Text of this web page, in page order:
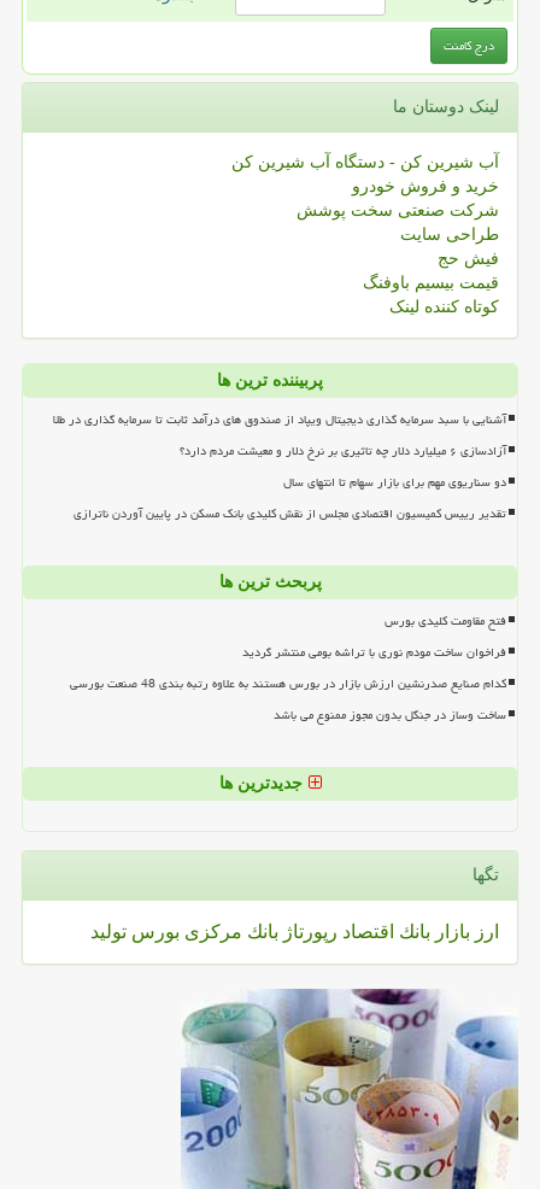
لینک دوستان ما
آب شیرین کن - دستگاه آب شیرین کن
خرید و فروش خودرو
شرکت صنعتی سخت پوشش
طراحی سایت
فیش حج
قیمت بیسیم باوفنگ
کوتاه کننده لینک
پربیننده ترین ها
آشنایی با سبد سرمایه گذاری دیجیتال ویپاد از صندوق های درآمد ثابت تا سرمایه گذاری در طلا
آزادسازی ۶ میلیارد دلار چه تاثیری بر نرخ دلار و معیشت مردم دارد؟
دو سناریوی مهم برای بازار سهام تا انتهای سال
تقدیر رییس کمیسیون اقتصادی مجلس از نقش کلیدی بانک مسکن در پایین آوردن ناترازی
پربحث ترین ها
فتح مقاومت کلیدی بورس
فراخوان ساخت مودم نوری با تراشه بومی منتشر گردید
کدام صنایع صدرنشین ارزش بازار در بورس هستند به علاوه رتبه بندی 48 صنعت بورسی
ساخت وساز در جنگل بدون مجوز ممنوع می باشد
جدیدترین ها
تگها
ارز بازار بانك اقتصاد رپورتاژ بانك مركزی بورس تولید